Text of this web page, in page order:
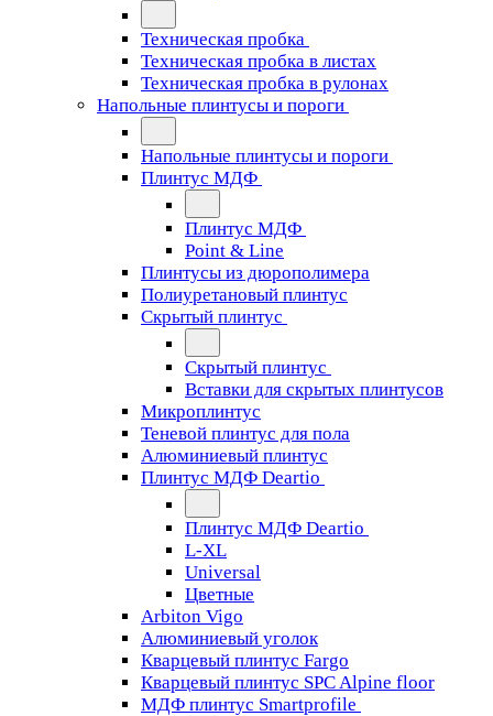
Техническая пробка
Техническая пробка в листах
Техническая пробка в рулонах
Напольные плинтусы и пороги
Напольные плинтусы и пороги
Плинтус МДФ
Плинтус МДФ
Point & Line
Плинтусы из дюрополимера
Полиуретановый плинтус
Скрытый плинтус
Скрытый плинтус
Вставки для скрытых плинтусов
Микроплинтус
Теневой плинтус для пола
Алюминиевый плинтус
Плинтус МДФ Deartio
Плинтус МДФ Deartio
L-XL
Universal
Цветные
Arbiton Vigo
Алюминиевый уголок
Кварцевый плинтус Fargo
Кварцевый плинтус SPC Alpine floor
МДФ плинтус Smartprofile